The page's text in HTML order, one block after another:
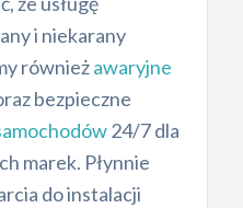
i niekarany
równieżawaryjne
bezpieczne
24/7 dla
marek. Płynnie
do instalacji